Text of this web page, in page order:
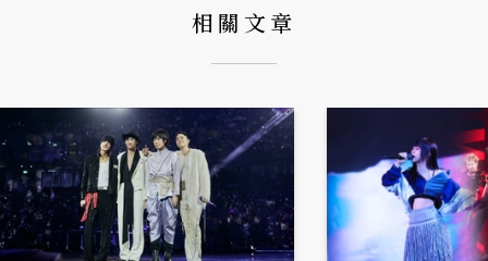
相關文章